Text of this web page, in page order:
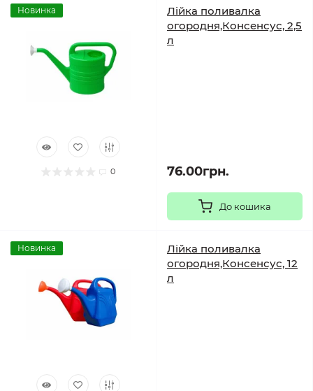
Новинка
0
Лійка поливалка
огородня,Консенсус, 2,5
л
76.00грн.
До кошика
Новинка
Лійка поливалка
огородня,Консенсус, 12
л